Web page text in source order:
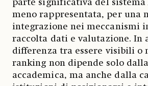
parte significativa del sistema
meno rappresentata, per una
integrazione nei meccanismi
raccolta dati e valutazione. In
differenza tra essere visibili o
ranking non dipende solo
accademica, ma anche dalla